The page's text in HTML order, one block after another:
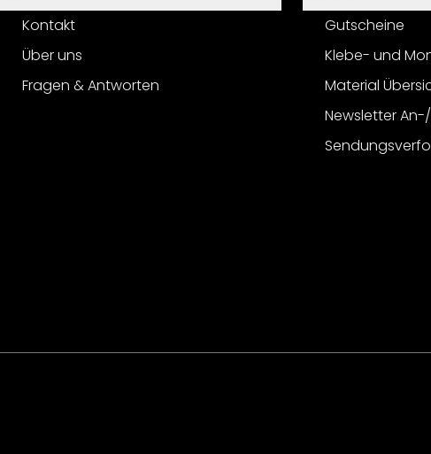
Kontakt
Über uns
Fragen & Antworten
Gutscheine
Klebe- und
Material
Newsletter